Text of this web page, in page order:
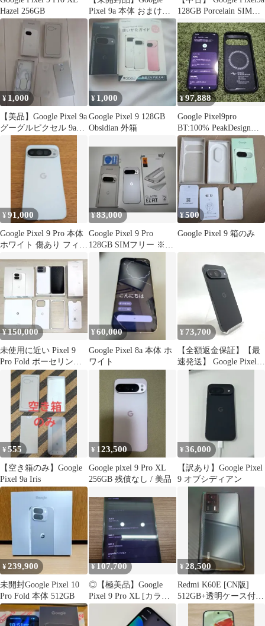
Hazel 256GB
Pixel 9a 本体 おまけつ
き
128GB Porcelain SIMフ
リー 本体 ドコモ Aラン
ク スマホ【送料無料】
gp9a1dpo8mtm
¥ 1,000
【美品】Google Pixel 9a
グーグルピクセル 9a
付属品 空箱
¥ 1,000
Google Pixel 9 128GB
Obsidian 外箱
¥97,888
Google Pixel9pro
BT:100% PeakDesignケ
ース付
¥91,000
Google Pixel 9 Pro 本体
ホワイト 傷あり フィル
¥83,000
Google Pixel 9 Pro
128GB SIMフリー ※ジ
ャンク
¥500
Google Pixel 9 箱のみ
¥150,000
未使用に近い Pixel 9
Pro Fold ポーセリン
256gb
¥60,000
Google Pixel 8a 本体 ホ
ワイト
¥ 73,700
【全額返金保証】【最
速発送】 Google Pixel 9
128GB SIMフリー SIM
フリー Pixel 9 白ロム
美品 動作確認済
¥555
【空き箱のみ】Google
Pixel 9a Iris
¥ 123,500
Google pixel 9 Pro XL
256GB 残債なし / 美品
¥36,000
【訳あり】Google Pixel
9 オブシディアン
¥239,900
未開封Google Pixel 10
Pro Fold 本体 512GB
¥107,700
◎​【極美品】Google
Pixel 9 Pro XL [カラー
名/ストレージ容量]
¥ 28,500
Redmi K60E [CN版]
512GB+透明ケース付き
+ガラスフィルム装着